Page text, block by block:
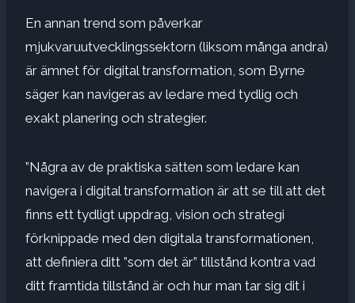
En annan trend som påverkar
mjukvaruutvecklingssektorn (liksom många andra)
är ämnet för digital transformation, som Byrne
säger kan navigeras av ledare med tydlig och
exakt planering och strategier.
”Några av de praktiska sätten som ledare kan
navigera i digital transformation är att se till att det
finns ett tydligt uppdrag, vision och strategi
förknippade med den digitala transformationen,
att definiera ditt ”som det är” tillstånd kontra vad
ditt framtida tillstånd är och hur man tar sig dit i